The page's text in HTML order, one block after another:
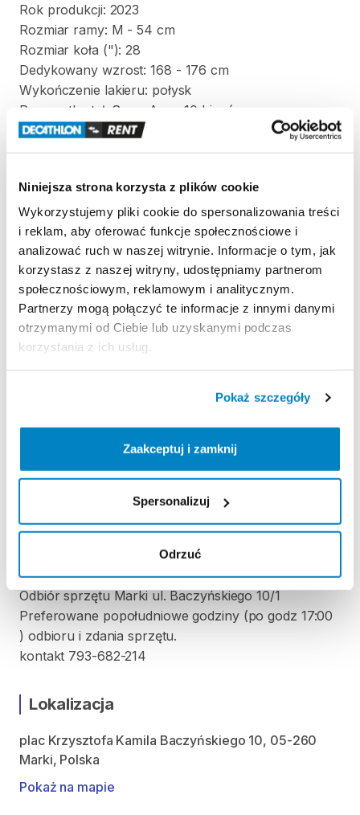
Niniejsza strona korzysta z plików cookie
Wykorzystujemy pliki cookie do spersonalizowania treści
i reklam, aby oferować funkcje społecznościowe i
analizować ruch w naszej witrynie. Informacje o tym, jak
korzystasz z naszej witryny, udostępniamy partnerom
społecznościowym, reklamowym i analitycznym.
Partnerzy mogą połączyć te informacje z innymi danymi
otrzymanymi od Ciebie lub uzyskanymi podczas
korzystania z ich usług.
Pokaż szczegóły
Zaakceptuj i zamknij
Spersonalizuj
Odrzuć
Rok produkcji: 2023
Rozmiar ramy: M - 54 cm
Rozmiar koła ("): 28
Dedykowany wzrost: 168 - 176 cm
Wykończenie lakieru: połysk
Przerzutka
tył: Sram Apex 10 biegów
Widelec: carbon
Zasady wypożyczenia
REGULAMIN
Ten sprzęt sportowy wypożyczany jest przez
wypożyczalnię partnerską. Zapoznaj się z jej
regulaminem wypożyczeń.
Regulamin wypożyczalni
Nie pobieramy kaucji za wypożyczenie tego
produktu.
ODBIÓR I ZWROT SPRZĘTU
elastyczność tj. wczesne godziny poranne, późne
godziny wieczorne, weekendy oraz możliwość
dowozu na terenie Warszawy w cenie 50 zł/dojazd)
Odbiór sprzętu Marki ul. Baczyńskiego 10/1
Preferowane popołudniowe godziny (po godz 17:00
) odbioru i zdania sprzętu.
kontakt 793-682-214
Lokalizacja
plac Krzysztofa Kamila Baczyńskiego 10, 05-260
Marki, Polska
Pokaż na mapie